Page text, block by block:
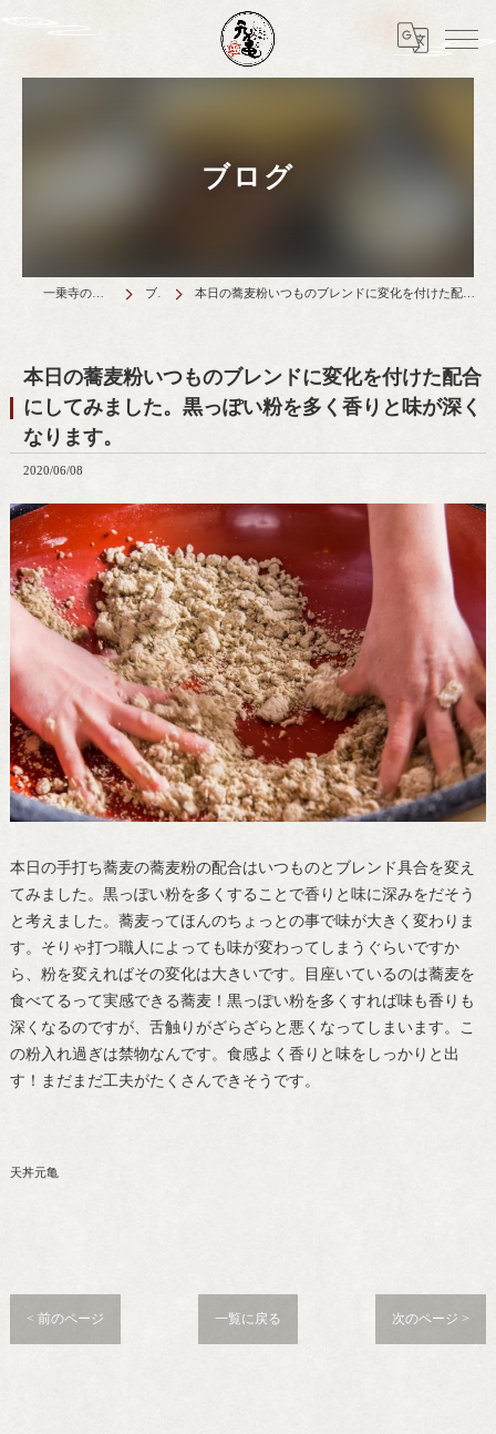
ブログ
一乗寺のランチは天丼元亀 ブログ 本日の蕎麦粉いつものブレンドに変化を付けた配合にしてみました。黒っぽい粉を多く香りと味が深くなります。
本日の蕎麦粉いつものブレンドに変化を付けた配合
にしてみました。黒っぽい粉を多く香りと味が深く
なります。
2020/06/08
本日の手打ち蕎麦の蕎麦粉の配合はいつものとブレンド具合を変え
てみました。黒っぽい粉を多くすることで香りと味に深みをだそう
と考えました。蕎麦ってほんのちょっとの事で味が大きく変わりま
す。そりゃ打つ職人によっても味が変わってしまうぐらいですか
ら、粉を変えればその変化は大きいです。目座いているのは蕎麦を
食べてるって実感できる蕎麦！黒っぽい粉を多くすれば味も香りも
深くなるのですが、舌触りがざらざらと悪くなってしまいます。こ
の粉入れ過ぎは禁物なんです。食感よく香りと味をしっかりと出
す！まだまだ工夫がたくさんできそうです。
天丼元亀
< 前のページ 一覧に戻る 次のページ >